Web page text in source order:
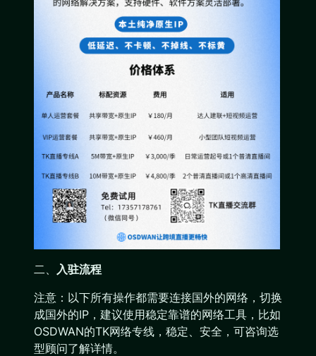
二、
入驻流程
注意：以下所有操作都需要连接国外的网络，切换
成国外的IP，建议使用稳定靠谱的网络工具，比如
OSDWAN的TK网络专线，稳定、安全，可咨询选
型顾问了解详情。